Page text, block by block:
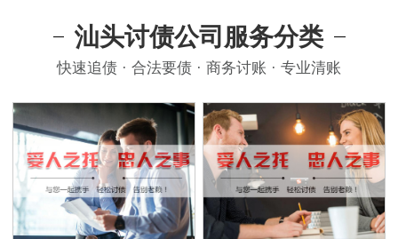
汕头讨债公司服务分类
快速追债 · 合法要债 · 商务讨账 · 专业清账